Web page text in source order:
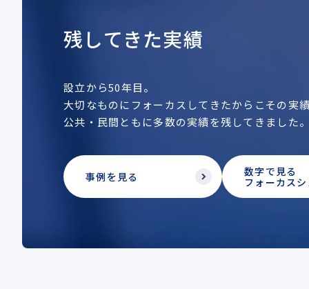
残してきた実績
設立から50年目。
大切なものにフォーカスしてきたからこその実
公共・民間ともに多数の実績を残してきました
事例を見る
数字で見る
フォーカス